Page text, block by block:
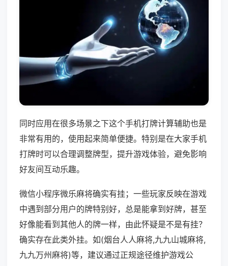
同时应用在很多场景之下这个手机打牌计算辅助也是
非常有用的，使用起来简单便捷。特别是在大家手机
打牌时可以合理调整牌型，提升游戏体验，避免影响
好友间互动乐趣。
微信小程序微乐麻将确实有挂；一些玩家反映在游戏
中遇到部分用户的牌特别好，总是能拿到好牌，甚至
好像能看到其他人的牌一样，由此怀疑是不是有挂？
确实存在此类外挂。如(烟台人人麻将,九九山城麻将,
九九万州麻将)等，建议通过正规途径维护游戏公